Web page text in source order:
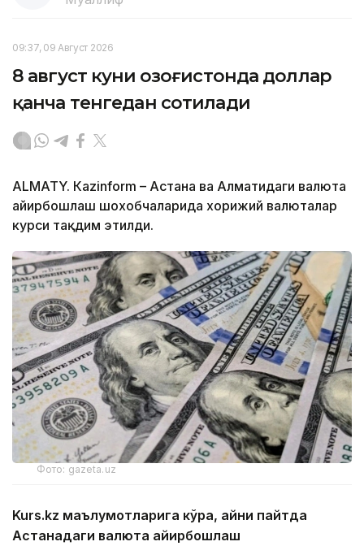
09:37, 09 Август 2026
8 август куни Қозоғистонда доллар
қанча тенгедан сотилади
ALMATY. Кazinform – Астана ва Алматидаги валюта
айирбошлаш шохобчаларида хорижий валюталар
курси тақдим этилди.
Фото: gazeta.uz
Kurs.kz маълумотларига кўра, айни пайтда
Астанадаги валюта айирбошлаш